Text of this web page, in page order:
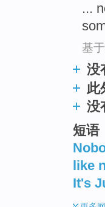
...
基
没
此
没
短语
like
It's